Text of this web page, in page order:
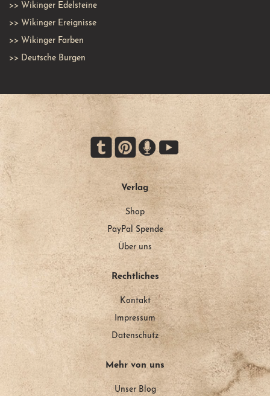
>> Wikinger Edelsteine
>> Wikinger Ereignisse
>> Wikinger Farben
>> Deutsche Burgen
Verlag
Shop
PayPal Spende
Über uns
Rechtliches
Kontakt
Impressum
Datenschutz
Mehr von uns
Unser Blog